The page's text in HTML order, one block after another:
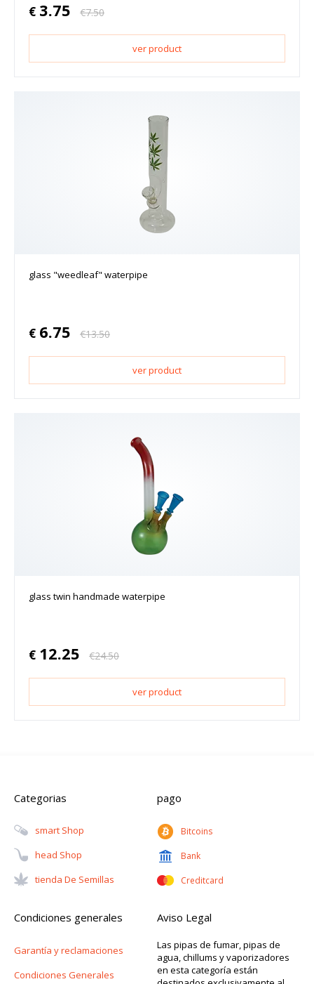
€ 3.75 €7.50
ver product
glass "weedleaf" waterpipe
€ 6.75 €13.50
ver product
glass twin handmade waterpipe
€ 12.25 €24.50
ver product
Categorias
Smart Shop
Head Shop
Tienda De Semillas
pago
Bitcoins
Bank
Creditcard
Condiciones generales
Garantía y reclamaciones
Condiciones Generales
Aviso Legal
Las pipas de fumar, pipas de
agua, chillums y vaporizadores
en esta categoría están